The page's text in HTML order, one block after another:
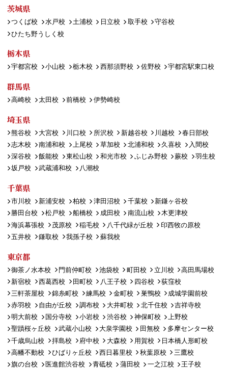
茨城県
つくば校 水戸校 土浦校 日立校 取手校
守谷校
ひたち野うしく校
栃木県
宇都宮校 小山校 栃木校 西那須野校 佐野校 宇都宮駅東口校
群馬県
高崎校 太田校 前橋校 伊勢崎校
埼玉県
熊谷校 大宮校 川口校 所沢校 新越谷校 川越校
春日部校
志木校
南浦和校 上尾校 草加校 北浦和校 久喜校
入間校
深谷校
飯能校 東松山校 和光市校 ふじみ野校 蕨校
羽生校
坂戸校
武蔵浦和校 八潮校
千葉県
市川校 新浦安校 柏校 津田沼校 千葉校
新鎌ヶ谷校
勝田台校
松戸校 船橋校 成田校 南流山校
木更津校
海浜幕張校
茂原校 稲毛校 八千代緑が丘校
印西牧の原校
五井校
鎌取校 我孫子校 蘇我校
東京都
御茶ノ水本校 門前仲町校 池袋校 町田校 立川校
高田馬場校
新宿校
西葛西校 田町校 八王子校 四谷校
荻窪校
三軒茶屋校
錦糸町校 練馬校 金町校 巣鴨校
成城学園前校
赤羽校
自由が丘校 調布校 大井町校 北千住校
吉祥寺校
明大前校
国分寺校 小岩校 渋谷校 神保町校
上野校
聖蹟桜ヶ丘校
武蔵小山校 大泉学園校 田無校
多摩センター校
千歳烏山校
拝島校 府中校 大森校 用賀校
日本橋人形町校
高幡不動校
ひばりヶ丘校 西日暮里校 秋葉原校
三鷹校
旗の台校
医進館渋谷校 青砥校 蒲田校 一之江校
王子校